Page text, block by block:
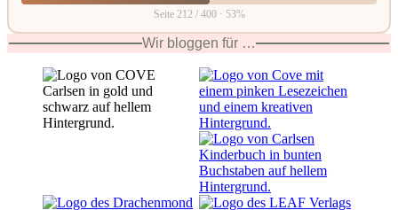
Seite 212 / 400 · 53%
Wir bloggen für …